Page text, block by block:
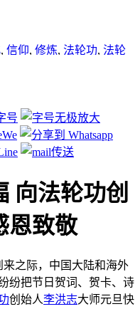
, 信仰, 修炼, 法轮功, 法轮
向法轮功创
恩致敬
来之际，中国大陆和海外
纷把节日贺词、贺卡、诗
创始人李洪志大师元旦快